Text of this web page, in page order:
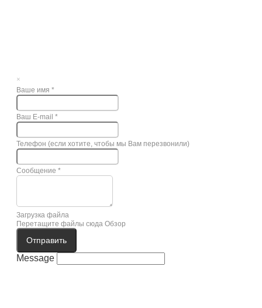
×
Ваше имя *
Ваш E-mail *
Телефон (если хотите, чтобы мы Вам перезвонили)
Сообщение *
Загрузка файла
Перетащите файлы сюда Обзор
Отправить
Message